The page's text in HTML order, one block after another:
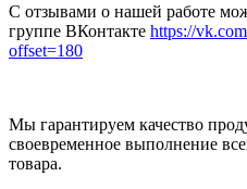
С отзывами о нашей работе
группе ВКонтакте https://
offset=180
Мы гарантируем качество
своевременное выполнение
товара.